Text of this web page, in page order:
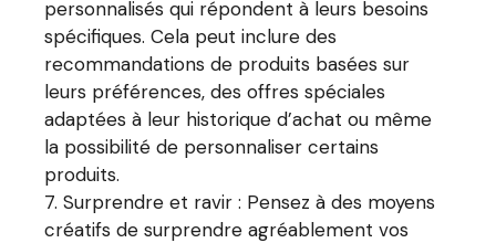
personnalisés qui répondent à leurs besoins
spécifiques. Cela peut inclure des
recommandations de produits basées sur
leurs préférences, des offres spéciales
adaptées à leur historique d’achat ou même
la possibilité de personnaliser certains
produits.
Surprendre et ravir : Pensez à des moyens
créatifs de surprendre agréablement vos